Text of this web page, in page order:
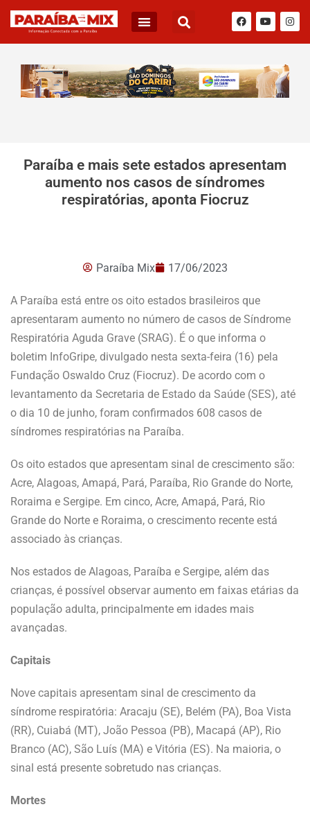
Paraíba e mais sete estados apresentam
aumento nos casos de síndromes
respiratórias, aponta Fiocruz
Paraíba Mix 17/06/2023
A Paraíba está entre os oito estados brasileiros que
apresentaram aumento no número de casos de Síndrome
Respiratória Aguda Grave (SRAG). É o que informa o
boletim InfoGripe, divulgado nesta sexta-feira (16) pela
Fundação Oswaldo Cruz (Fiocruz). De acordo com o
levantamento da Secretaria de Estado da Saúde (SES), até
o dia 10 de junho, foram confirmados 608 casos de
síndromes respiratórias na Paraíba.
Os oito estados que apresentam sinal de crescimento são:
Acre, Alagoas, Amapá, Pará, Paraíba, Rio Grande do Norte,
Roraima e Sergipe. Em cinco, Acre, Amapá, Pará, Rio
Grande do Norte e Roraima, o crescimento recente está
associado às crianças.
Nos estados de Alagoas, Paraíba e Sergipe, além das
crianças, é possível observar aumento em faixas etárias da
população adulta, principalmente em idades mais
avançadas.
Capitais
Nove capitais apresentam sinal de crescimento da
síndrome respiratória: Aracaju (SE), Belém (PA), Boa Vista
(RR), Cuiabá (MT), João Pessoa (PB), Macapá (AP), Rio
Branco (AC), São Luís (MA) e Vitória (ES). Na maioria, o
sinal está presente sobretudo nas crianças.
Mortes